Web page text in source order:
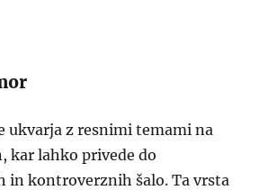
ukvarja z resnimi temami na
kar lahko privede do
in kontroverznih šalo. Ta vrsta